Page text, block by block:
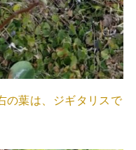
の葉は、ジギタリスで